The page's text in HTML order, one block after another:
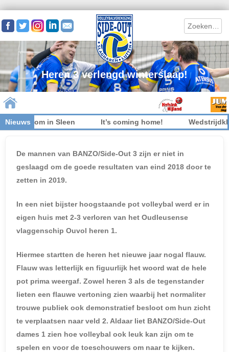
Search
Heren 3 verlengd winterslaap!
Nieuws
welkom in Sleen It’s coming home!
De mannen van BANZO/Side-Out 3 zijn er niet in
geslaagd om de goede resultaten van eind 2018 door te
zetten in 2019.
In een niet bijster hoogstaande pot volleybal werd er in
eigen huis met 2-3 verloren van het Oudleusense
vlaggenschip Ouvol heren 1.
Hiermee startten de heren het nieuwe jaar nogal flauw.
Flauw was letterlijk en figuurlijk het woord wat de hele
pot prima weergaf. Zowel heren 3 als de tegenstander
lieten een flauwe vertoning zien waarbij het normaliter
trouwe publiek ook demonstratief besloot om hun zicht
te verplaatsen naar veld 2. Aldaar liet BANZO/Side-Out
dames 1 zien hoe volleybal ook leuk kan zijn om te
spelen en voor de toeschouwers om naar te kijken.